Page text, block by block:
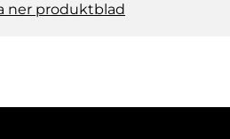
ner produktblad